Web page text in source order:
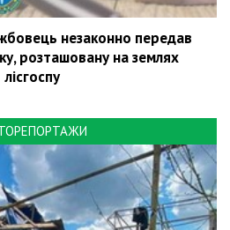
незаконно передав
розташовану на землях
лісгоспу